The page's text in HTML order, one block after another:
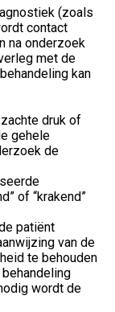
(zoals
contact
na onderzoek
met de
kan
druk of
gehele
de
of “krakend”
patiënt
van de
te behouden
wordt de